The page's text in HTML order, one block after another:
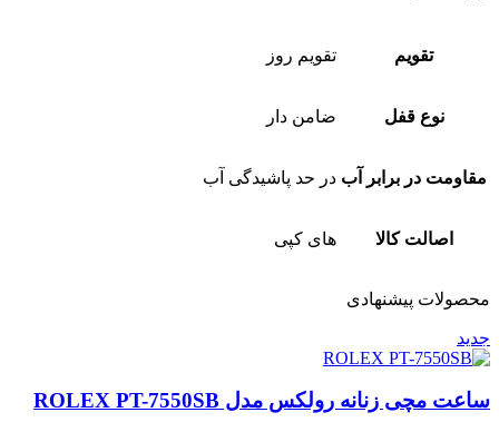
تقویم تقویم روز
نوع قفل ضامن دار
مقاومت در برابر آب در حد پاشیدگی آب
اصالت کالا های کپی
محصولات پیشنهادی
جدید
ساعت مچی زنانه رولکس مدل ROLEX PT-7550SB